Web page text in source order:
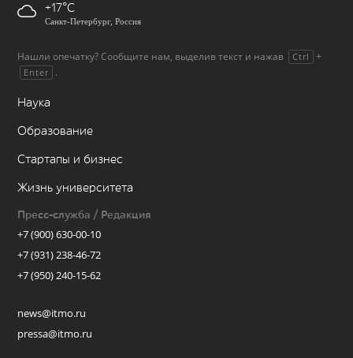
+17
Санкт-Петербург, Россия
Нашли опечатку? Сообщите нам, выделив текст и нажав Ctrl +
Enter .
Наука
Образование
Стартапы и бизнес
Жизнь университета
Пресс-служба / Редакция
+7 (900) 630-00-10
+7 (931) 238-46-72
+7 (950) 240-15-62
news@itmo.ru
pressa@itmo.ru